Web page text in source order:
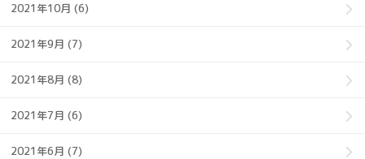
2021年10月 (6)
2021年9月 (7)
2021年8月 (8)
2021年7月 (6)
2021年6月 (7)